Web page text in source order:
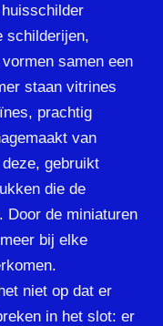
schilderijen,
samen een
staan vitrines
prachtig
van
gebruikt
die de
Door de miniaturen
bij elke
niet op dat er
in het slot: er